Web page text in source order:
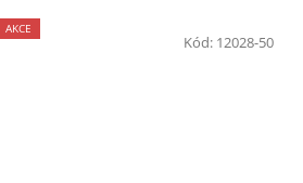
AKCE
Kód: 12028-50